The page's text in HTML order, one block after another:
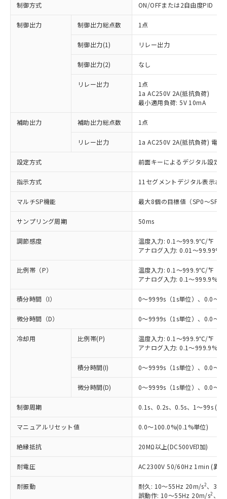
制御方式 ON/OFFまたは2自由度PID（
制御出力 制御出力総点数 1点
制御出力(1) リレー出力
制御出力(2) なし
リレー出力
1点
1a AC250V 2A(抵抗負荷)
最小適用負荷: 5V 10mA
補助出力 補助出力総点数 1点
リレー出力 1a AC250V 2A(抵抗負荷) 電
設定方式 前面キーによるデジタル設定
指示方式 11セグメントデジタル表示お
マルチSP機能 最大8個の目標値（SP0～SP7
サンプリング周期 50ms
調節感度
温度入力: 0.1～999.9℃/°F（
アナログ入力: 0.01～
比例帯（P）
温度入力: 0.1～999.9℃/°F（
アナログ入力: 0.1～999.9%FS
積分時間（I） 0～9999s（1s単位）、0.0～
微分時間（D） 0～9999s（1s単位）、0.0～
冷却用 比例帯(P)
温度入力: 0.1～999.9℃/°F（
アナログ入力: 0.1～999.9%FS
積分時間(I) 0～9999s（1s単位）、0.0～
微分時間(D) 0～9999s（1s単位）、0.0～
制御周期 0.1s、0.2s、0.5s、1～99s (1s
マニュアルリセット値 0.0～100.0%(0.1%単位)
絶縁抵抗 20MΩ以上(DC500V印加)
耐電圧 AC2300V 50/60Hz 1min (異極
耐振動 耐久: 10～55Hz 20m/s2、3軸
誤動作: 10～55Hz 20m/s2 、3
ご利用条件
以下の条件をお読みいただき、同意のうえ
本サービスは、当社制御機器事業取扱
※1 対応状況
対応済み：EU RoHS指令（10物質）の
非含有に対応した製品が提供可能な商品で
対応予定：EU RoHS指令（10物質）の非含
有に対応した製品に切り替える予定のある
商品です。
対応予定なし：EU RoHS指令（10物質）の
非含有に非対応の商品で、対応品を出す予
調査・確認中：EU RoHS指令（10物質）の